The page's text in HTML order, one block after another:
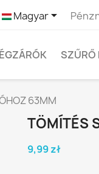
Magyar
SZŰRŐ
63MM
TÖMÍTÉS
9,99 zł